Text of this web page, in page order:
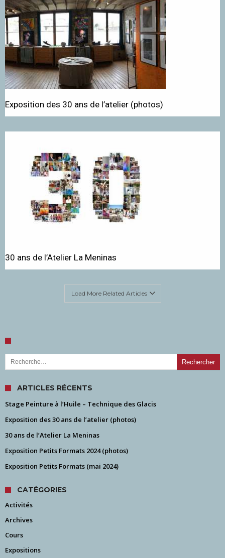
Exposition des 30 ans de l’atelier (photos)
30 ans de l’Atelier La Meninas
Load More Related Articles
Rechercher :
ARTICLES RÉCENTS
Stage Peinture à l’Huile – Technique des Glacis
Exposition des 30 ans de l’atelier (photos)
30 ans de l’Atelier La Meninas
Exposition Petits Formats 2024 (photos)
Exposition Petits Formats (mai 2024)
CATÉGORIES
Activités
Archives
Cours
Expositions